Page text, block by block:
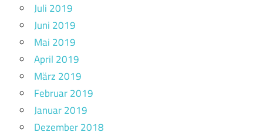
Juli 2019
Juni 2019
Mai 2019
April 2019
März 2019
Februar 2019
Januar 2019
Dezember 2018